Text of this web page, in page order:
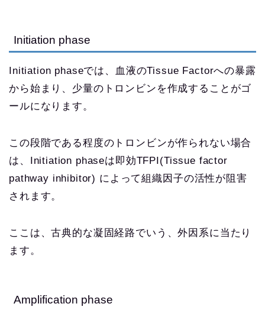
Initiation phase
Initiation phaseでは、血液のTissue Factorへの暴露
から始まり、少量のトロンビンを作成することがゴ
ールになります。
この段階である程度のトロンビンが作られない場合
は、Initiation phaseは即効TFPI(Tissue factor
pathway inhibitor) によって組織因子の活性が阻害
されます。
ここは、古典的な凝固経路でいう、外因系に当たり
ます。
Amplification phase